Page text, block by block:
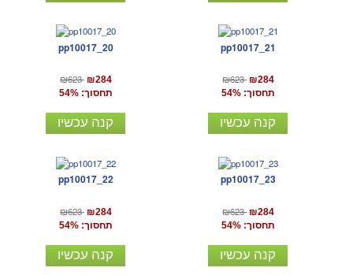
pp10017_20
₪623 ₪284
תחסוך: 54%
קנה עכשיו
pp10017_21
₪623 ₪284
תחסוך: 54%
קנה עכשיו
pp10017_22
₪623 ₪284
תחסוך: 54%
קנה עכשיו
pp10017_23
₪623 ₪284
תחסוך: 54%
קנה עכשיו